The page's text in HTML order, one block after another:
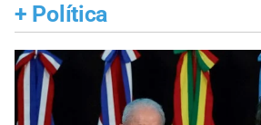
+ Política